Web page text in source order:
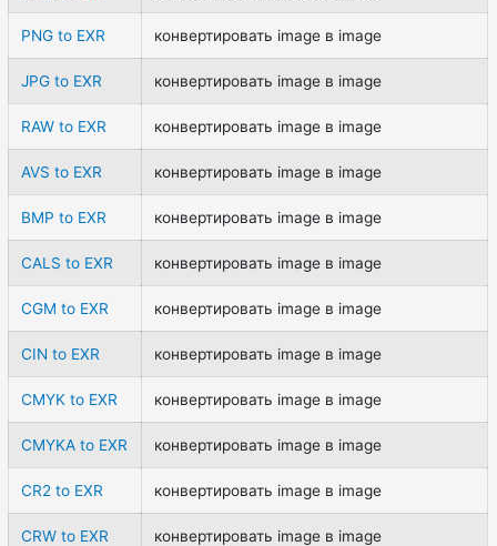
PNG to EXR конвертировать image в image
JPG to EXR конвертировать image в image
RAW to EXR конвертировать image в image
AVS to EXR конвертировать image в image
BMP to EXR конвертировать image в image
CALS to EXR конвертировать image в image
CGM to EXR конвертировать image в image
CIN to EXR конвертировать image в image
CMYK to EXR конвертировать image в image
CMYKA to EXR конвертировать image в image
CR2 to EXR конвертировать image в image
CRW to EXR конвертировать image в image